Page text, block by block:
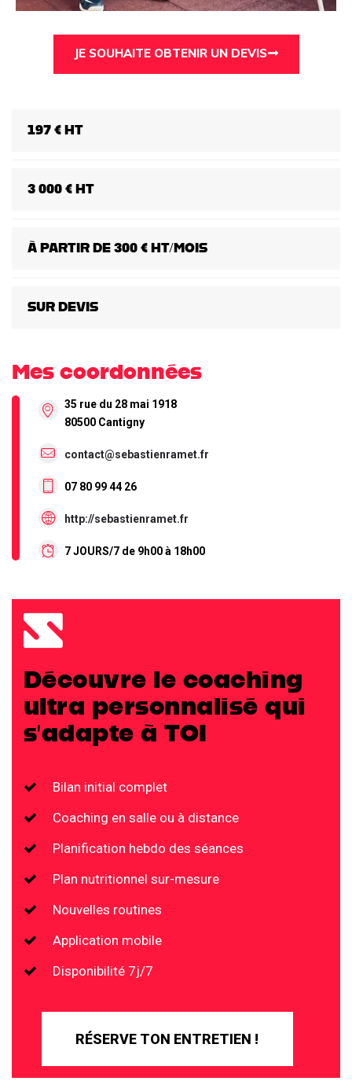
JE SOUHAITE OBTENIR UN DEVIS
197 € HT
3 000 € HT
À PARTIR DE 300 € HT/MOIS
SUR DEVIS
Mes coordonnées
35 rue du 28 mai 1918
80500 Cantigny
contact@sebastienramet.fr
07 80 99 44 26
http://sebastienramet.fr
7 JOURS/7 de 9h00 à 18h00
Découvre le coaching
ultra personnalisé qui
s’adapte à TOI
Bilan initial complet
Coaching en salle ou à distance
Planification hebdo des séances
Plan nutritionnel sur-mesure
Nouvelles routines
Application mobile
Disponibilité 7j/7
RÉSERVE TON ENTRETIEN !